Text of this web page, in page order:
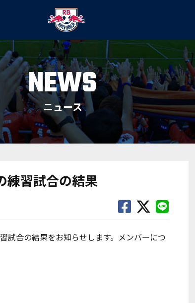
NEWS
ニュース
練習試合の結果
試合の結果をお知らせします。メンバーにつ